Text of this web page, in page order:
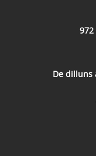
De dilluns